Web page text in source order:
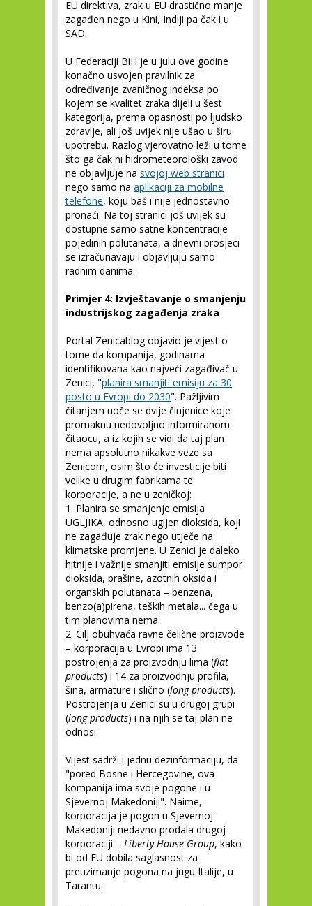
EU direktiva, zrak u EU drastično manje
zagađen nego u Kini, Indiji pa čak i u
SAD.
U Federaciji BiH je u julu ove godine
konačno usvojen pravilnik za
određivanje zvaničnog indeksa po
kojem se kvalitet zraka dijeli u šest
kategorija, prema opasnosti po ljudsko
zdravlje, ali još uvijek nije ušao u širu
upotrebu. Razlog vjerovatno leži u tome
što ga čak ni hidrometeorološki zavod
ne objavljuje na svojoj web stranici
nego samo na aplikaciji za mobilne
telefone, koju baš i nije jednostavno
pronaći. Na toj stranici još uvijek su
dostupne samo satne koncentracije
pojedinih polutanata, a dnevni prosjeci
se izračunavaju i objavljuju samo
radnim danima.
Primjer 4: Izvještavanje o smanjenju
industrijskog zagađenja zraka
Portal Zenicablog objavio je vijest o
tome da kompanija, godinama
identifikovana kao najveći zagađivač u
Zenici, "planira smanjiti emisiju za 30
posto u Evropi do 2030". Pažljivim
čitanjem uoče se dvije činjenice koje
promaknu nedovoljno informiranom
čitaocu, a iz kojih se vidi da taj plan
nema apsolutno nikakve veze sa
Zenicom, osim što će investicije biti
velike u drugim fabrikama te
korporacije, a ne u zeničkoj:
1. Planira se smanjenje emisija
UGLJIKA, odnosno ugljen dioksida, koji
ne zagađuje zrak nego utječe na
klimatske promjene. U Zenici je daleko
hitnije i važnije smanjiti emisije sumpor
dioksida, prašine, azotnih oksida i
organskih polutanata – benzena,
benzo(a)pirena, teških metala... čega u
tim planovima nema.
2. Cilj obuhvaća ravne čelične proizvode
– korporacija u Evropi ima 13
postrojenja za proizvodnju lima (flat
products) i 14 za proizvodnju profila,
šina, armature i slično (long products).
Postrojenja u Zenici su u drugoj grupi
(long products) i na njih se taj plan ne
odnosi.
Vijest sadrži i jednu dezinformaciju, da
"pored Bosne i Hercegovine, ova
kompanija ima svoje pogone i u
Sjevernoj Makedoniji". Naime,
korporacija je pogon u Sjevernoj
Makedoniji nedavno prodala drugoj
korporaciji – Liberty House Group, kako
bi od EU dobila saglasnost za
preuzimanje pogona na jugu Italije, u
Tarantu.